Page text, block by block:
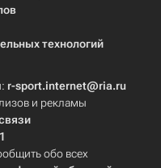
технологий
r-sport.internet@ria.ru
и рекламы
обо всех